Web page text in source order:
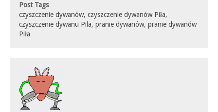
Post Tags
czyszczenie dywanów, czyszczenie dywanów Piła,
czyszczenie dywanu Pila, pranie dywanów, pranie dywanów
Piła